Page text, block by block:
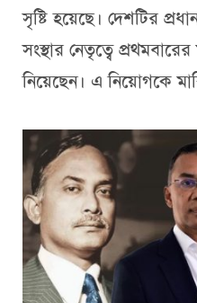
সৃষ্টি হয়েছে। দেশটির
সংস্থার নেতৃত্বে
নিয়েছেন। এ নিয়োগকে